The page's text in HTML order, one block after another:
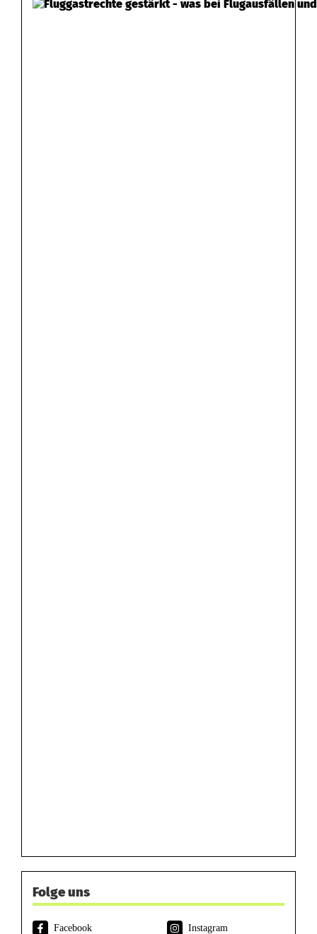
Folge uns
Facebook
Instagram